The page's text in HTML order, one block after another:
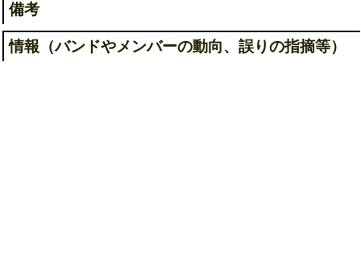
備考
情報（バンドやメンバーの動向、誤りの指摘等）